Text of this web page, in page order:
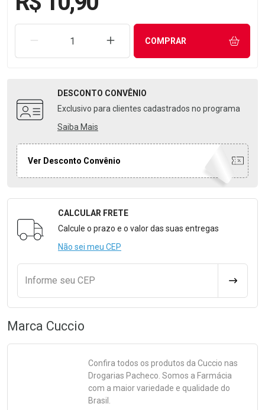
REMOVER UMA UNIDADEAUMENTAR UMA UNIDADE
COMPRAR
DESCONTO CONVÊNIO
Exclusivo para clientes cadastrados no programa
Saiba Mais
Ver Desconto Convênio
Formulário para Calcular o Frete
CALCULAR FRETE
Calcule o prazo e o valor das suas entregas
Não sei meu CEP
Informe seu CEP
Marca Cuccio
Confira todos os produtos da Cuccio nas
Drogarias Pacheco. Somos a Farmácia
com a maior variedade e qualidade do
Brasil.